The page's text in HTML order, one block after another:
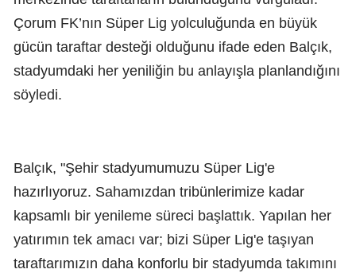
Çorum FK’nın Süper Lig yolculuğunda en büyük
gücün taraftar desteği olduğunu ifade eden Balçık,
stadyumdaki her yeniliğin bu anlayışla planlandığını
söyledi.
Balçık, "Şehir stadyumumuzu Süper Lig'e
hazırlıyoruz. Sahamızdan tribünlerimize kadar
kapsamlı bir yenileme süreci başlattık. Yapılan her
yatırımın tek amacı var; bizi Süper Lig'e taşıyan
taraftarımızın daha konforlu bir stadyumda takımını